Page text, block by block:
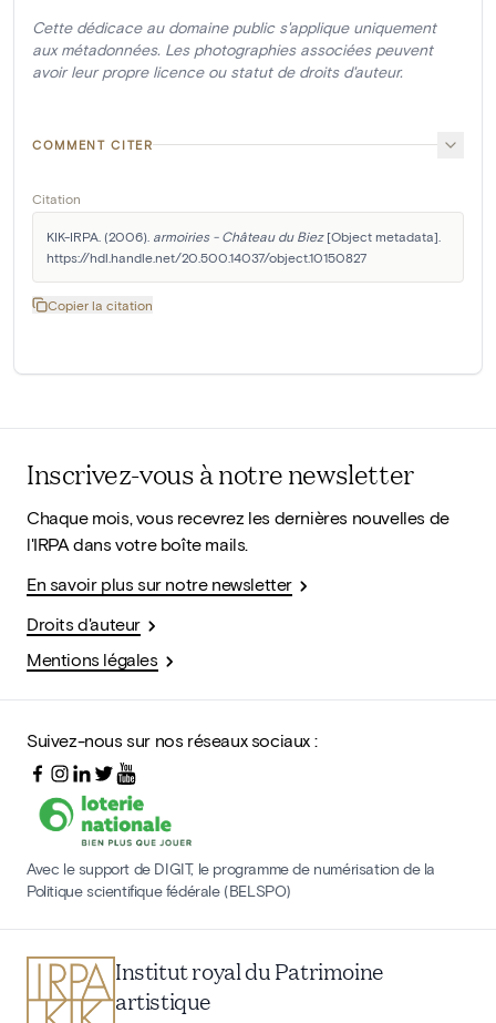
Cette dédicace au domaine public s'applique uniquement
aux métadonnées. Les photographies associées peuvent
avoir leur propre licence ou statut de droits d'auteur.
COMMENT CITER
Citation
KIK-IRPA. (2006). armoiries - Château du Biez [Object metadata].
https://hdl.handle.net/20.500.14037/object.10150827
Copier la citation
Inscrivez-vous à notre newsletter
Chaque mois, vous recevrez les dernières nouvelles de
l'IRPA dans votre boîte mails.
En savoir plus sur notre newsletter
Droits d'auteur
Mentions légales
Suivez-nous sur nos réseaux sociaux :
Avec le support de DIGIT, le programme de numérisation de la
Politique scientifique fédérale (BELSPO)
Institut royal du Patrimoine
artistique